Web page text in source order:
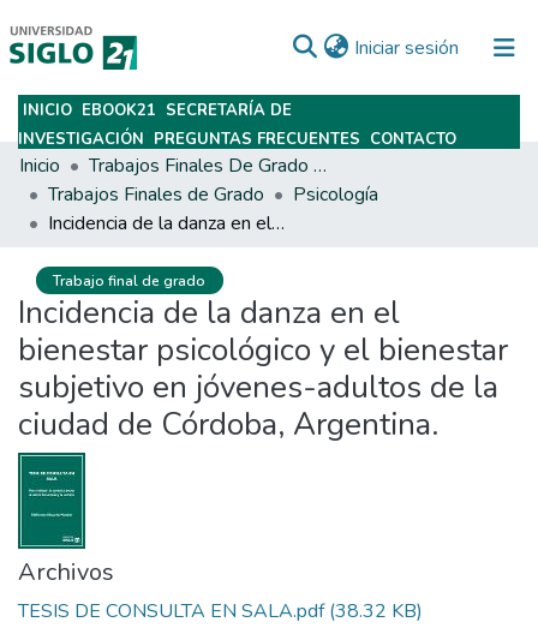
Iniciar sesión (current)
Subir
INICIO EBOOK21 SECRETARÍA DE
INVESTIGACIÓN PREGUNTAS FRECUENTES CONTACTO
Inicio
Trabajos Finales De Grado Y Posgrado
Trabajos Finales de Grado
Psicología
Incidencia de la danza en el bienestar psicológico y el bienestar subjetivo en jóvenes-adultos de la ciudad de Córdoba, Argentina.
Trabajo final de grado
Incidencia de la danza en el
bienestar psicológico y el bienestar
subjetivo en jóvenes-adultos de la
ciudad de Córdoba, Argentina.
Archivos
TESIS DE CONSULTA EN SALA.pdf(38.32 KB)